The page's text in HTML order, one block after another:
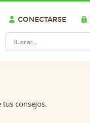
CONECTARSE
consejos.